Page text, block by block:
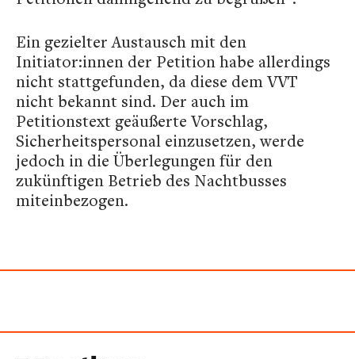
Ein gezielter Austausch mit den
Initiator:innen der Petition habe allerdings
nicht stattgefunden, da diese dem VVT
nicht bekannt sind. Der auch im
Petitionstext geäußerte Vorschlag,
Sicherheitspersonal einzusetzen, werde
jedoch in die Überlegungen für den
zukünftigen Betrieb des Nachtbusses
miteinbezogen.